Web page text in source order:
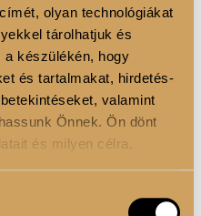
olyan technológiákat
tárolhatjuk és
a készülékén, hogy
és tartalmakat, hirdetés-
valamint
Önnek. Ön dönt
és milyen célra.
elhelyezkedéséről
a szín idővel is élénk
és az alpha-
a fejbőr egészségéről.
Kifejezetten
fejlesztették ki, hogy